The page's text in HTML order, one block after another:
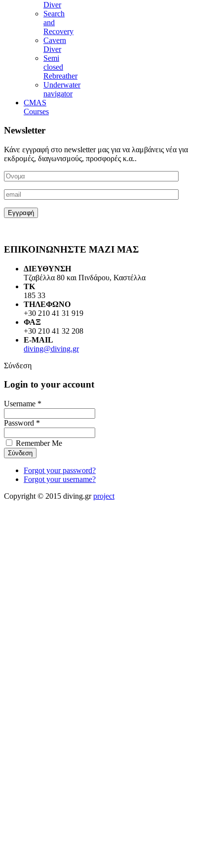
Diver
Search
and
Recovery
Cavern
Diver
Semi
closed
Rebreather
Underwater
navigator
CMAS
Courses
Newsletter
Κάνε εγγραφή στο newsletter μας για να λαμβάνεις νέα για
εκδρομές, διαγωνισμούς, προσφορές κ.α..
ΕΠΙΚΟΙΝΩΝΗΣΤΕ ΜΑΖΙ ΜΑΣ
ΔΙΕΥΘΥΝΣΗ
Τζαβέλλα 80 και Πινδάρου, Καστέλλα
ΤΚ
185 33
ΤΗΛΕΦΩΝΟ
+30 210 41 31 919
ΦΑΞ
+30 210 41 32 208
E-MAIL
diving@diving.gr
Σύνδεση
Login to your account
Username *
Password *
Remember Me
Forgot your password?
Forgot your username?
Copyright © 2015 diving.grproject